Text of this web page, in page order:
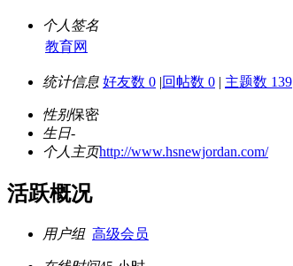
个人签名
教育网
统计信息 好友数 0 |回帖数 0 | 主题数 139
性别保密
生日-
个人主页http://www.hsnewjordan.com/
活跃概况
用户组 高级会员